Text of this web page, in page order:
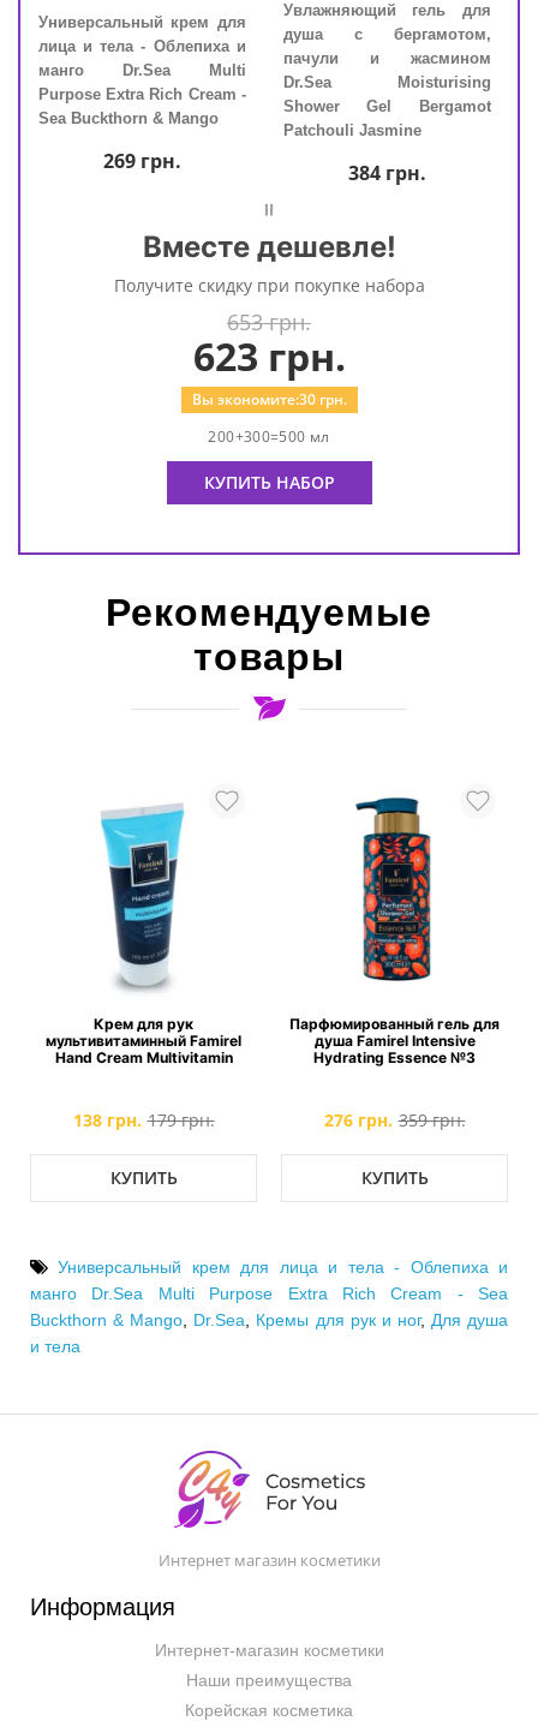
Универсальный крем для
лица и тела - Облепиха и
манго Dr.Sea Multi
Purpose Extra Rich Cream -
Sea Buckthorn & Mango
269грн.
Увлажняющий гель для
душа с бергамотом,
пачули и жасмином
Dr.Sea Moisturising
Shower Gel Bergamot
Patchouli Jasmine
384грн.
Вместе дешевле!
Получите скидку при покупке набора
653 грн.
623 грн.
Вы экономите:30грн.
200+300=500 мл
КУПИТЬ НАБОР
Рекомендуемые
товары
Крем для рук
мультивитаминный Famirel
Hand Cream Multivitamin
138 грн. 179 грн.
КУПИТЬ
Парфюмированный гель для
душа Famirel Intensive
Hydrating Essence №3
276 грн. 359 грн.
КУПИТЬ
Универсальный крем для лица и тела - Облепиха и
манго Dr.Sea Multi Purpose Extra Rich Cream - Sea
Buckthorn & Mango
Dr.Sea Кремы для рук и ног, Для душа
и тела
Интернет магазин косметики
Информация
Интернет-магазин косметики
Наши преимущества
Корейская косметика